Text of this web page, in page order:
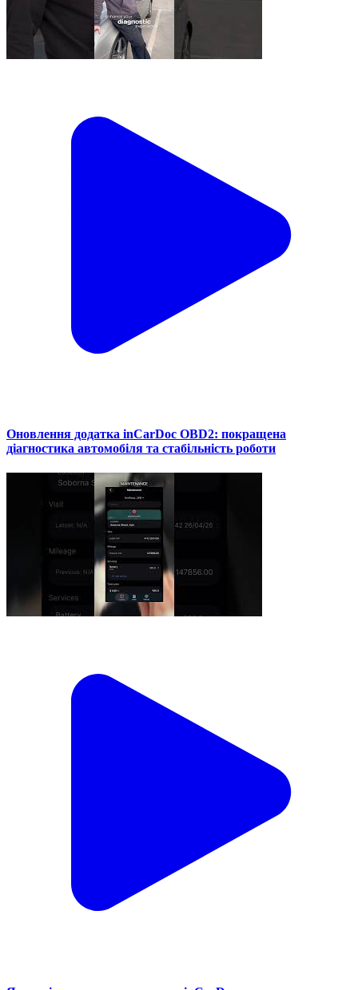
Оновлення додатка inCarDoc OBD2: покращена
діагностика автомобіля та стабільність роботи